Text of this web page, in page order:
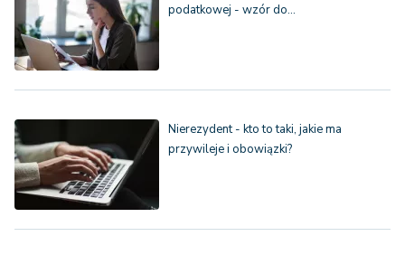
podatkowej - wzór do…
Nierezydent - kto to taki, jakie ma
przywileje i obowiązki?